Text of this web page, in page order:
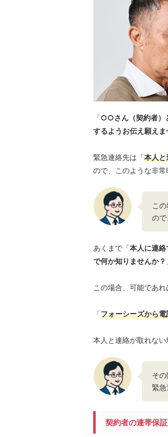
「○○さん（契約者）
するようお伝え願えま
緊急連絡先は「本人と
ので、このような非常
こ
ので
あくまで「本人に連
で何か知りませんか？
この場合、可能であ
「フォーシーズから
本人と連絡が取れな
そ
緊
契約者の連帯保